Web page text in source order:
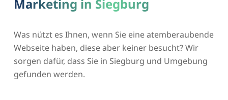
Marketing in Siegburg
Was nützt es Ihnen, wenn Sie eine atemberaubende
Webseite haben, diese aber keiner besucht? Wir
sorgen dafür, dass Sie in Siegburg und Umgebung
gefunden werden.